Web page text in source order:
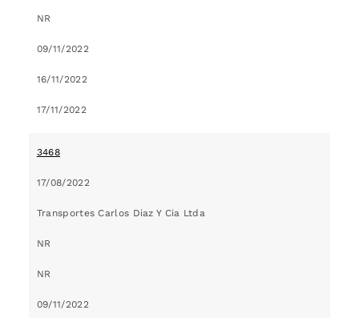
NR
09/11/2022
16/11/2022
17/11/2022
3468
17/08/2022
Transportes Carlos Diaz Y Cia Ltda
NR
NR
09/11/2022